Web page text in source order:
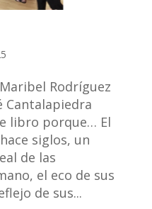
Rodríguez
Cantalapiedra
libro porque… El
siglos, un
de las
el eco de sus
de sus...